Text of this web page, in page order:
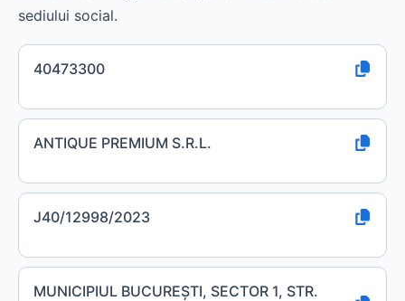
sediului social.
40473300
ANTIQUE PREMIUM S.R.L.
J40/12998/2023
MUNICIPIUL BUCUREŞTI, SECTOR 1, STR.